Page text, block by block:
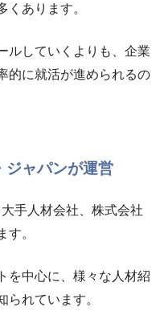
くあります。
ルしていくよりも、企業
的に就活が進められるの
ジャパンが運営
手人材会社、株式会社
す。
を中心に、様々な人材紹
られています。